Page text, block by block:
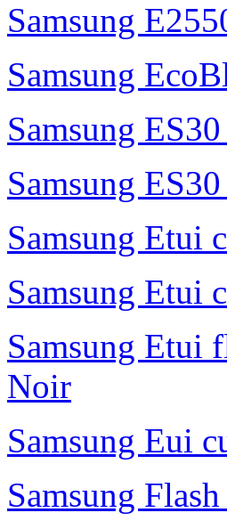
Samsung
Samsung
Samsung
Samsung
Samsung Etui
Samsung Etui
Samsung Etui
Noir
Samsung Eui
Samsung